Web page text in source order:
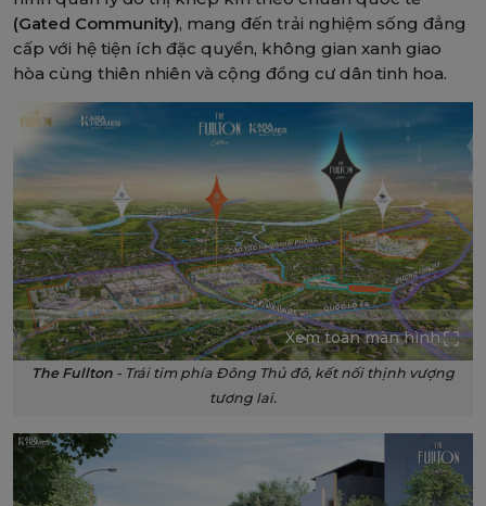
(Gated Community), mang đến trải nghiệm sống đẳng
cấp với hệ tiện ích đặc quyền, không gian xanh giao
hòa cùng thiên nhiên và cộng đồng cư dân tinh hoa.
Xem toàn màn hình
The Fullton - Trái tim phía Đông Thủ đô, kết nối thịnh vượng
tương lai.